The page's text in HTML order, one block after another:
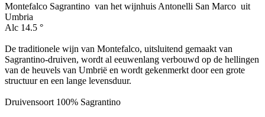
Montefalco Sagrantino van het wijnhuis Antonelli San Marco uit
Umbria
Alc 14.5 °
De traditionele wijn van Montefalco, uitsluitend gemaakt van
Sagrantino-druiven, wordt al eeuwenlang verbouwd op de hellingen
van de heuvels van Umbrië en wordt gekenmerkt door een grote
structuur en een lange levensduur.
Druivensoort 100% Sagrantino